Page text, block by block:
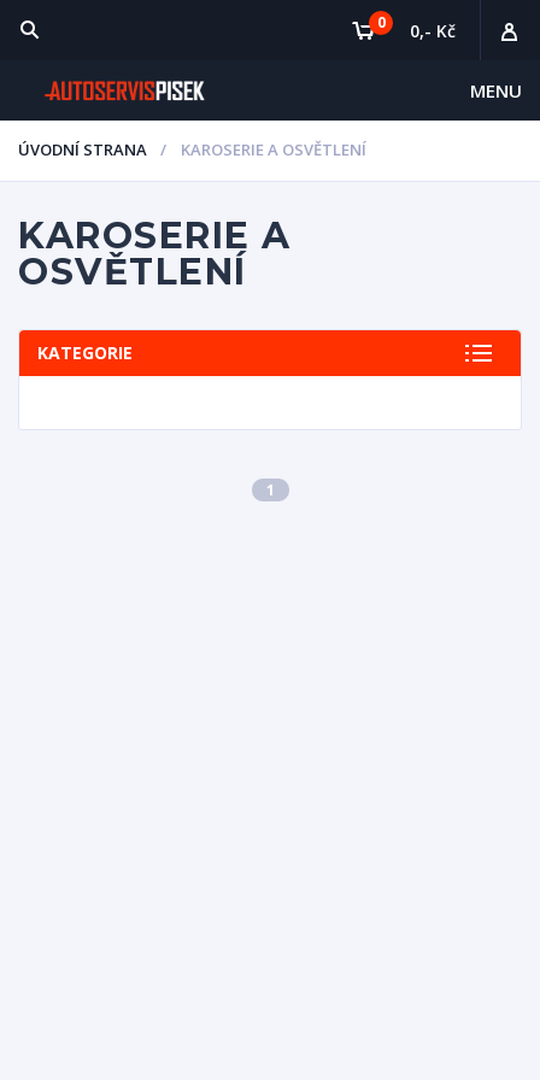
MENU
0 0,- Kč
ÚVODNÍ STRANA KAROSERIE A OSVĚTLENÍ
KAROSERIE A
OSVĚTLENÍ
KATEGORIE
1